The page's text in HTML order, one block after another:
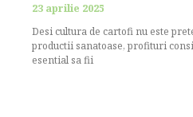
23 aprilie 2025
Desi cultura de cartofi nu este
productii sanatoase, profituri
esential sa fii